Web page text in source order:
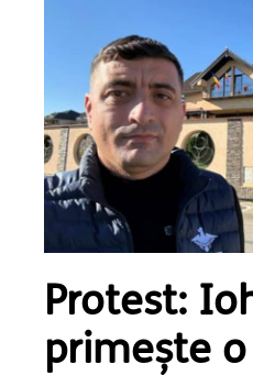
Protest:
primește